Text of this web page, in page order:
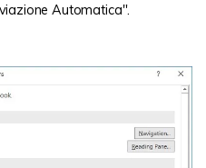
Automatica".